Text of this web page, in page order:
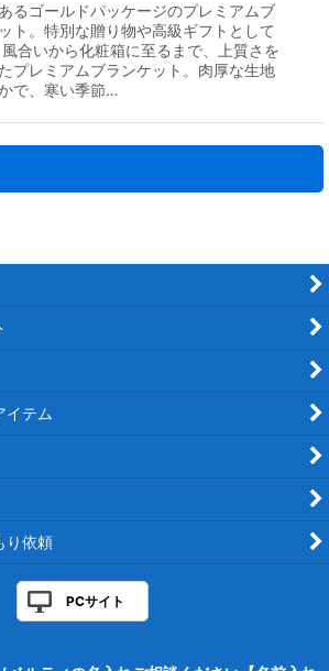
るゴールドパッケージのプレミアムブ
ト。特別な贈り物や高級ギフトとして
合いから化粧箱に至るまで、上質さを
プレミアムブランケット。肉厚な生地
で、寒い季節…
イテム
り依頼
PCサイト